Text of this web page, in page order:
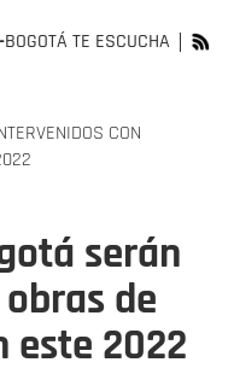
BOGOTÁ TE ESCUCHA
CON
serán
de
este 2022